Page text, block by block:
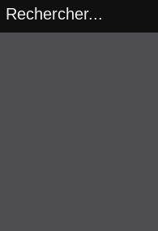
Rechercher...